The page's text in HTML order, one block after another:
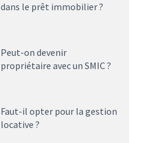
dans le prêt immobilier ?
Peut-on devenir
propriétaire avec un SMIC ?
Faut-il opter pour la gestion
locative ?